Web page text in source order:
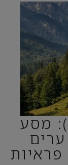
רומניה (ROMANIA): מסע